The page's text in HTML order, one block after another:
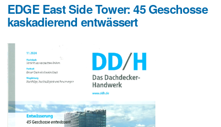
EDGE East Side Tower: 45 Geschosse
kaskadierend entwässert